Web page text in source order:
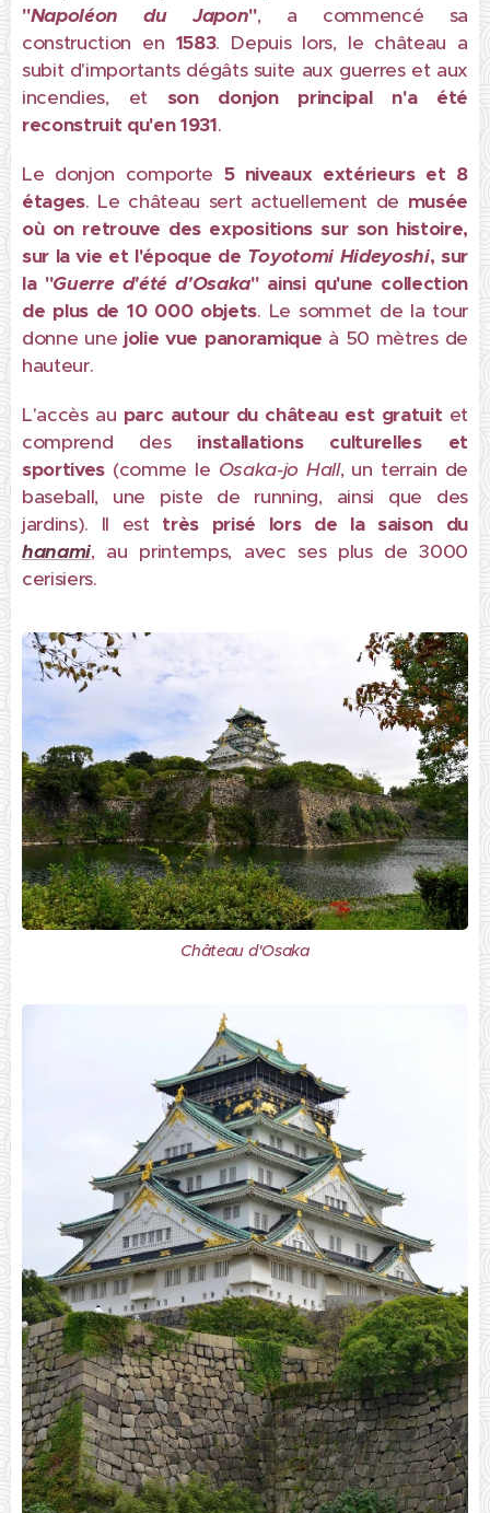
"Napoléon du Japon", a commencé sa
construction en 1583. Depuis lors, le château a
subit d'importants dégâts suite aux guerres et aux
incendies, et son donjon principal n'a été
reconstruit qu'en 1931.
Le donjon comporte 5 niveaux extérieurs et 8
étages. Le château sert actuellement de musée
où on retrouve des expositions sur son histoire,
sur la vie et l'époque de Toyotomi Hideyoshi, sur
la "Guerre d'été d'Osaka" ainsi qu'une collection
de plus de 10 000 objets. Le sommet de la tour
donne une jolie vue panoramique à 50 mètres de
hauteur.
L'accès au parc autour du château est gratuit et
comprend desinstallations culturelles et
sportives (comme le Osaka-jo Hall, un terrain de
baseball, une piste de running, ainsi que des
jardins). Il est très prisé lors de la saison du
hanami, au printemps, avec ses plus de 3000
cerisiers.
Château d'Osaka